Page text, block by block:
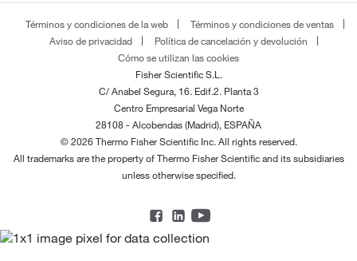
Términos y condiciones de la web
Términos y condiciones de ventas
Aviso de privacidad
Política de cancelación y devolución
Cómo se utilizan las cookies
Fisher Scientific S.L.
C/ Anabel Segura, 16. Edif.2. Planta 3
Centro Empresarial Vega Norte
28108 - Alcobendas (Madrid), ESPAÑA
© 2026 Thermo Fisher Scientific Inc. All rights reserved.
All trademarks are the property of Thermo Fisher Scientific and its subsidiaries
unless otherwise specified.